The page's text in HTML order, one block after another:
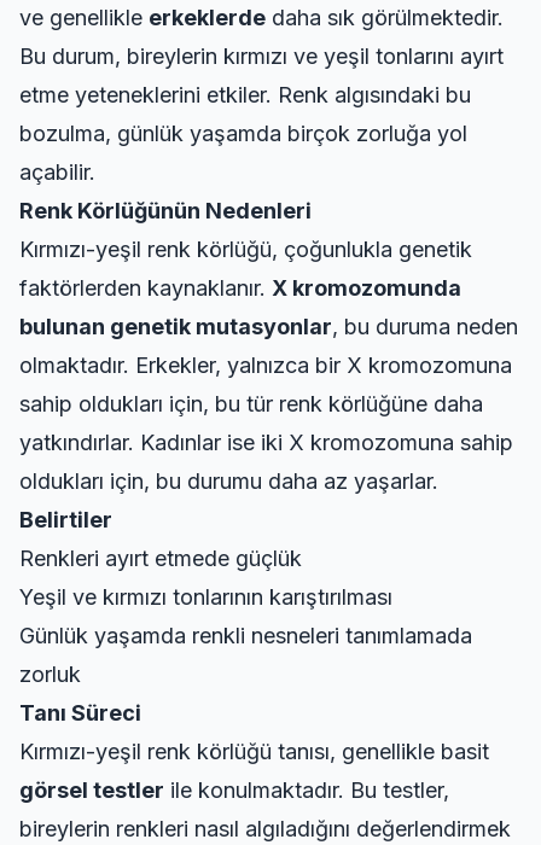
ve genellikle erkeklerde daha sık görülmektedir.
Bu durum, bireylerin kırmızı ve yeşil tonlarını ayırt
etme yeteneklerini etkiler. Renk algısındaki bu
bozulma, günlük yaşamda birçok zorluğa yol
açabilir.
Renk Körlüğünün Nedenleri
Kırmızı-yeşil renk körlüğü, çoğunlukla genetik
faktörlerden kaynaklanır. X kromozomunda
bulunan genetik mutasyonlar, bu duruma neden
olmaktadır. Erkekler, yalnızca bir X kromozomuna
sahip oldukları için, bu tür renk körlüğüne daha
yatkındırlar. Kadınlar ise iki X kromozomuna sahip
oldukları için, bu durumu daha az yaşarlar.
Belirtiler
Renkleri ayırt etmede güçlük
Yeşil ve kırmızı tonlarının karıştırılması
Günlük yaşamda renkli nesneleri tanımlamada
zorluk
Tanı Süreci
Kırmızı-yeşil renk körlüğü tanısı, genellikle basit
görsel testler ile konulmaktadır. Bu testler,
bireylerin renkleri nasıl algıladığını değerlendirmek